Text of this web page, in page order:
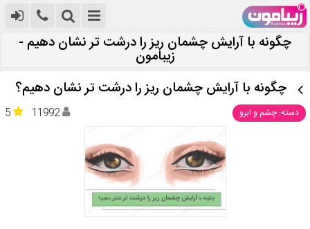
چگونه با آرایش چشمان ریز را درشت تر نشان دهیم -
زیبامون
چگونه با آرایش چشمان ریز را درشت تر نشان دهیم؟
دسته: چشم و ابرو 5 11992